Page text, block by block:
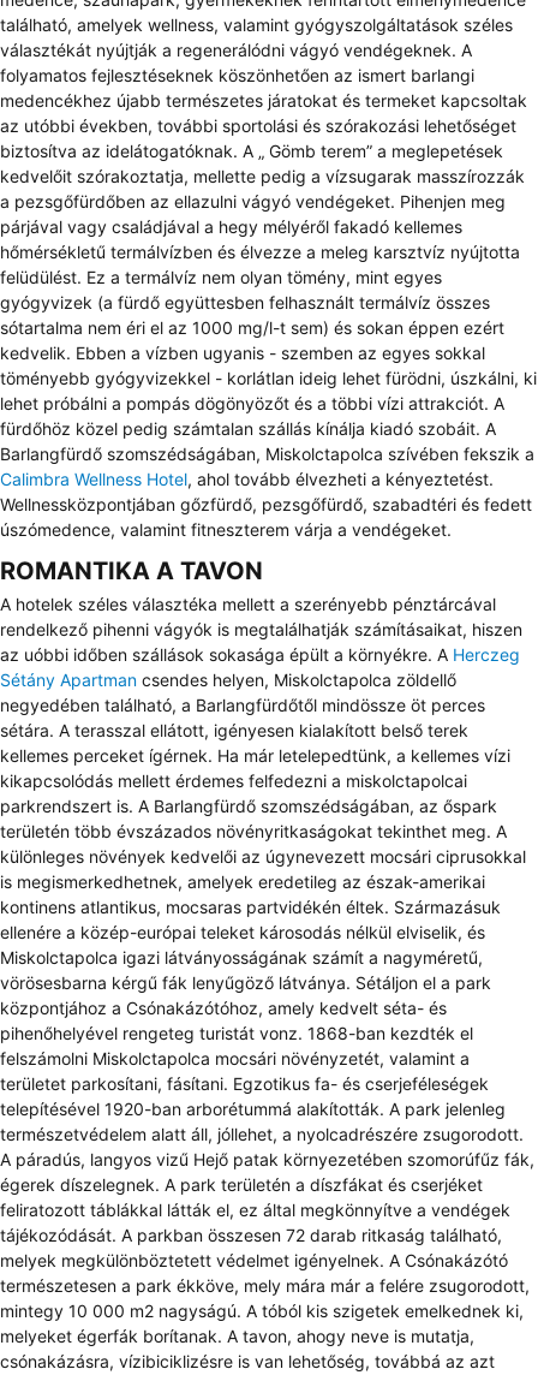
található, amelyek wellness, valamint gyógyszolgáltatások széles
választékát nyújtják a regenerálódni vágyó vendégeknek. A
folyamatos fejlesztéseknek köszönhetően az ismert barlangi
medencékhez újabb természetes járatokat és termeket kapcsoltak
az utóbbi években, további sportolási és szórakozási lehetőséget
biztosítva az idelátogatóknak. A „ Gömb terem” a meglepetések
kedvelőit szórakoztatja, mellette pedig a vízsugarak masszírozzák
a pezsgőfürdőben az ellazulni vágyó vendégeket. Pihenjen meg
párjával vagy családjával a hegy mélyéről fakadó kellemes
hőmérsékletű termálvízben és élvezze a meleg karsztvíz nyújtotta
felüdülést. Ez a termálvíz nem olyan tömény, mint egyes
gyógyvizek (a fürdő együttesben felhasznált termálvíz összes
sótartalma nem éri el az 1000 mg/l-t sem) és sokan éppen ezért
kedvelik. Ebben a vízben ugyanis - szemben az egyes sokkal
töményebb gyógyvizekkel - korlátlan ideig lehet fürödni, úszkálni, ki
lehet próbálni a pompás dögönyözőt és a többi vízi attrakciót. A
fürdőhöz közel pedig számtalan szállás kínálja kiadó szobáit. A
Barlangfürdő szomszédságában, Miskolctapolca szívében fekszik a
Calimbra Wellness Hotel, ahol tovább élvezheti a kényeztetést.
Wellnessközpontjában gőzfürdő, pezsgőfürdő, szabadtéri és fedett
úszómedence, valamint fitneszterem várja a vendégeket.
ROMANTIKA A TAVON
A hotelek széles választéka mellett a szerényebb pénztárcával
rendelkező pihenni vágyók is megtalálhatják számításaikat, hiszen
az uóbbi időben szállások sokasága épült a környékre. A Herczeg
Sétány Apartman csendes helyen, Miskolctapolca zöldellő
negyedében található, a Barlangfürdőtől mindössze öt perces
sétára. A terasszal ellátott, igényesen kialakított belső terek
kellemes perceket ígérnek. Ha már letelepedtünk, a kellemes vízi
kikapcsolódás mellett érdemes felfedezni a miskolctapolcai
parkrendszert is. A Barlangfürdő szomszédságában, az őspark
területén több évszázados növényritkaságokat tekinthet meg. A
különleges növények kedvelői az úgynevezett mocsári ciprusokkal
is megismerkedhetnek, amelyek eredetileg az észak-amerikai
kontinens atlantikus, mocsaras partvidékén éltek. Származásuk
ellenére a közép-európai teleket károsodás nélkül elviselik, és
Miskolctapolca igazi látványosságának számít a nagyméretű,
vörösesbarna kérgű fák lenyűgöző látványa. Sétáljon el a park
központjához a Csónakázótóhoz, amely kedvelt séta- és
pihenőhelyével rengeteg turistát vonz. 1868-ban kezdték el
felszámolni Miskolctapolca mocsári növényzetét, valamint a
területet parkosítani, fásítani. Egzotikus fa- és cserjeféleségek
telepítésével 1920-ban arborétummá alakították. A park jelenleg
természetvédelem alatt áll, jóllehet, a nyolcadrészére zsugorodott.
A páradús, langyos vizű Hejő patak környezetében szomorúfűz fák,
égerek díszelegnek. A park területén a díszfákat és cserjéket
feliratozott táblákkal látták el, ez által megkönnyítve a vendégek
tájékozódását. A parkban összesen 72 darab ritkaság található,
melyek megkülönböztetett védelmet igényelnek. A Csónakázótó
természetesen a park ékköve, mely mára már a felére zsugorodott,
mintegy 10 000 m2 nagyságú. A tóból kis szigetek emelkednek ki,
melyeket égerfák borítanak. A tavon, ahogy neve is mutatja,
csónakázásra, vízibiciklizésre is van lehetőség, továbbá az azt